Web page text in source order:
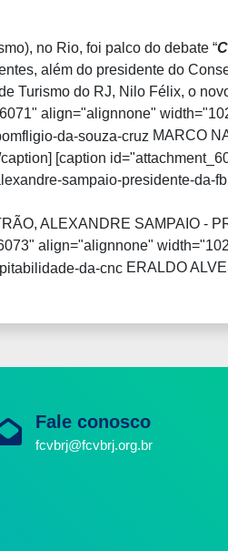
no Rio, foi palco do debate “
além do presidente do
Turismo do RJ, Nilo Félix, o
align="alignnone"
MARCO
[caption
ALEXANDRE SAMPAIO -
align="alignnone"
ERALDO
Fale conosco
fcvbrj@fcvbrj.org.br